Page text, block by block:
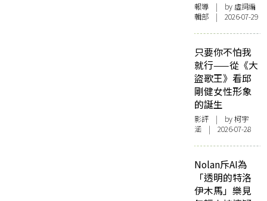
報導 | by 虛詞編
輯部 | 2026-07-29
只要你不怕我
就行——從《大
盜歌王》看邱
剛健女性形象
的誕生
影評 | by 柯宇
涵 | 2026-07-28
Nolan斥AI為
「透明的特洛
伊木馬」樂見